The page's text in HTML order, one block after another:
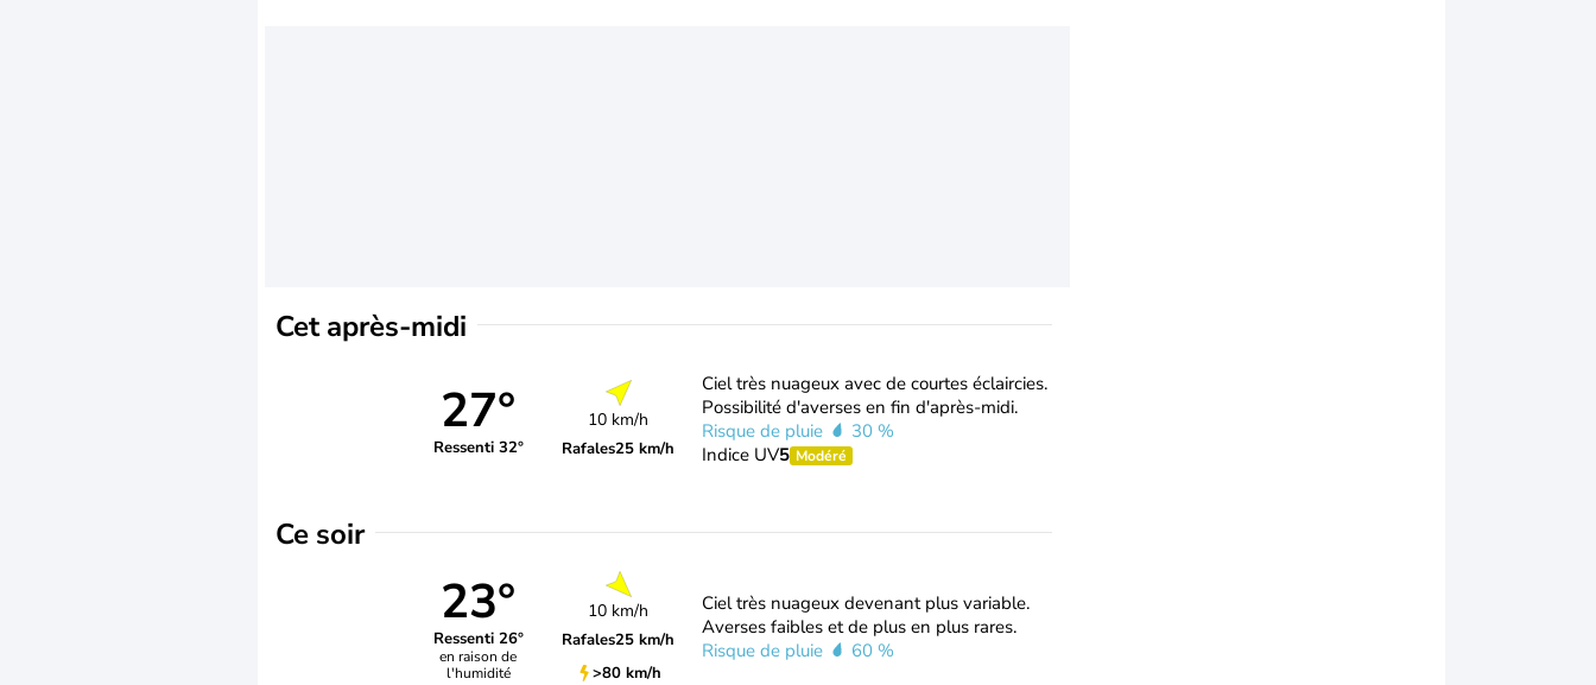
Cet après-midi
27°
Ressenti 32°
10 km/h
Rafales25 km/h
Ciel très nuageux avec de courtes éclaircies.
Possibilité d'averses en fin d'après-midi.
Risque de pluie
30 %
Indice UV5 Modéré
Ce soir
23°
Ressenti 26°
en raison de
l'humidité
10 km/h
Rafales25 km/h
>80 km/h
Ciel très nuageux devenant plus variable.
Averses faibles et de plus en plus rares.
Risque de pluie
60 %